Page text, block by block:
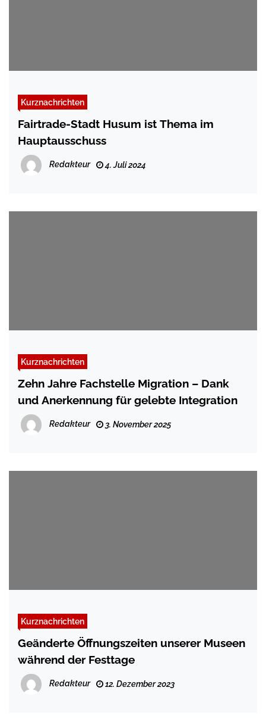
Kurznachrichten
Fairtrade-Stadt Husum ist Thema im
Hauptausschuss
Redakteur 4. Juli 2024
Kurznachrichten
Zehn Jahre Fachstelle Migration – Dank
und Anerkennung für gelebte Integration
Redakteur 3. November 2025
Kurznachrichten
Geänderte Öffnungszeiten unserer Museen
während der Festtage
Redakteur 12. Dezember 2023